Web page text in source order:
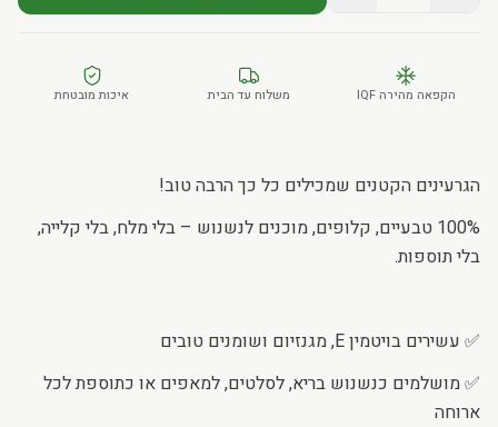
הקפאה מהירה IQF משלוח עד הבית איכות מובטחת
הגרעינים הקטנים שמכילים כל כך הרבה טוב!
100% טבעיים, קלופים, מוכנים לנשנוש – בלי מלח, בלי קלייה,
בלי תוספות.
✅ עשירים בויטמין E, מגנזיום ושומנים טובים
✅ מושלמים כנשנוש בריא, לסלטים, למאפים או כתוספת לכל
ארוחה